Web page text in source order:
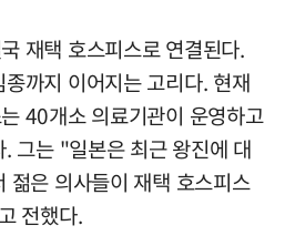
재택 호스피스로 연결된다.
까지 이어지는 고리다. 현재
40개소 의료기관이 운영하고
그는 "일본은 최근 왕진에 대
젊은 의사들이 재택 호스피스
전했다.